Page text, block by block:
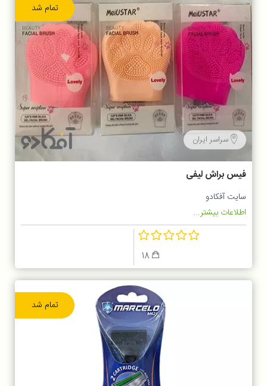
تمام شد
سراسر ایران
فیس براش لیفی
سایت آفکادو
اطلاعات بیشتر...
18
تمام شد